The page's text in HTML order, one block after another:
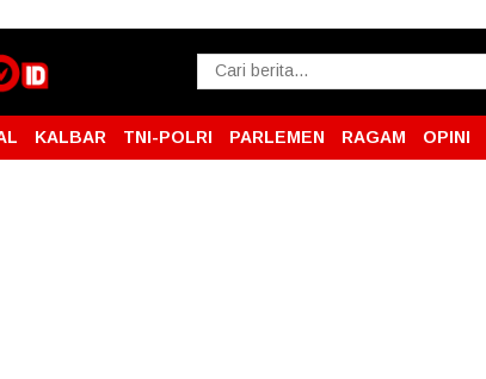
KALBAR TNI-POLRI PARLEMEN RAGAM OPINI